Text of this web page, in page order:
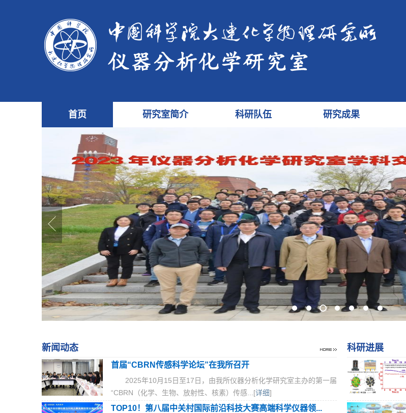
首页 研究室简介 科研队伍 研究成果
新闻动态
首届“CBRN传感科学论坛”在我所召开
2025年10月15日至17日，由我所仪器分析化学研究室主办的第一届
“CBRN（化学、生物、放射性、核素）传感...[详细]
TOP10！第八届中关村国际前沿科技大赛高端科学仪器领...
科研进展